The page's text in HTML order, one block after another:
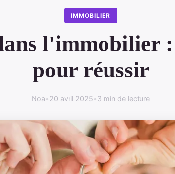
IMMOBILIER
l'immobilier :
pour réussir
Noa•20 avril 2025•3 min de lecture